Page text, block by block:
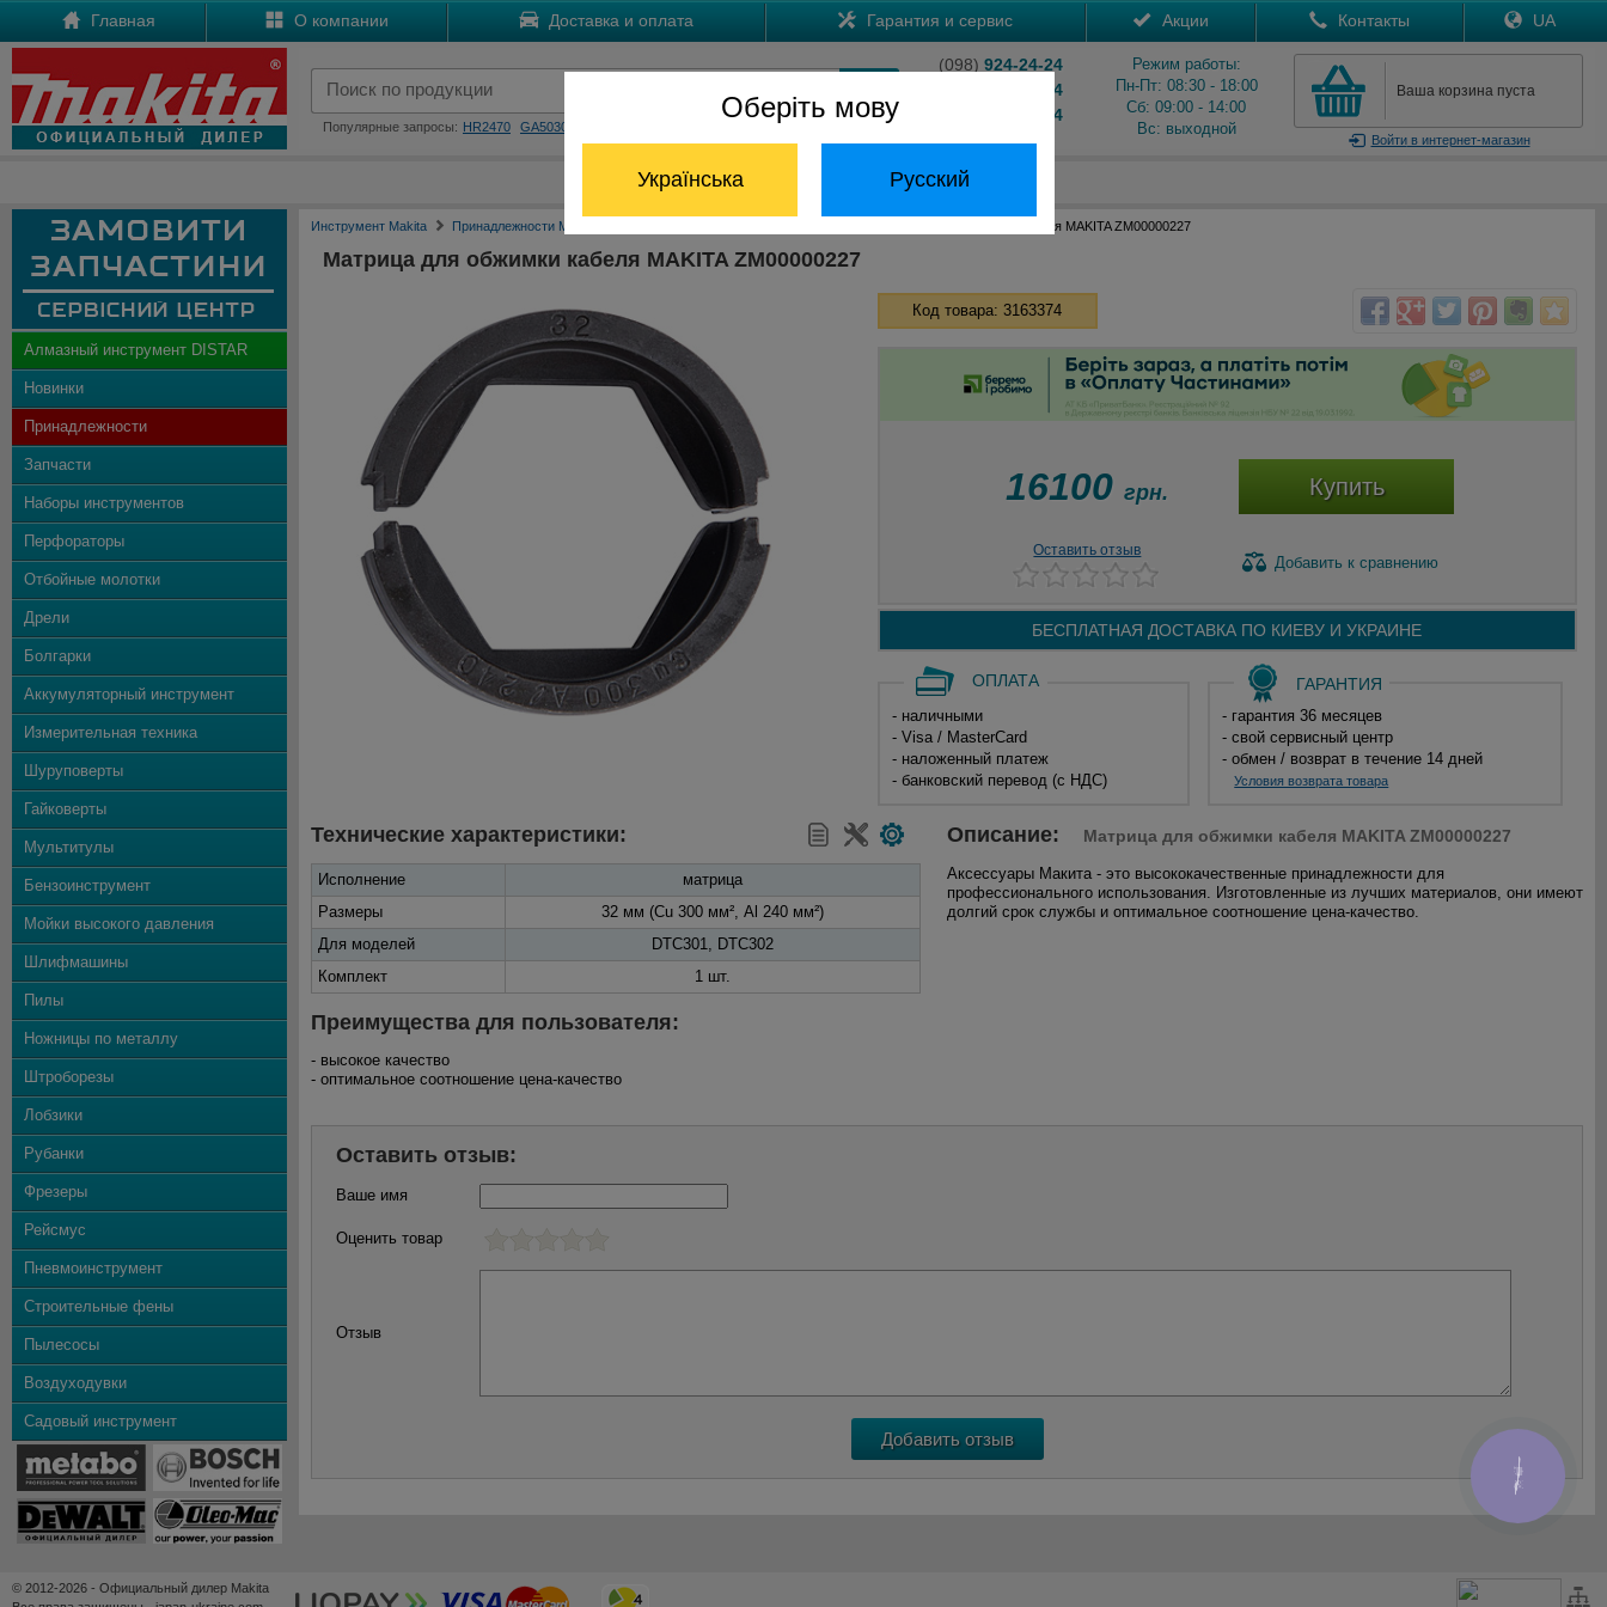
Оберіть мову
Українська Русский
Главная О компании Доставка и оплата Гарантия и сервис Акции Контакты UA
Популярные запросы: HR2470 GA5030
(098) 924-24-24
204-24-24
824-24-24
Режим работы:
Пн-Пт: 08:30 - 18:00
Сб: 09:00 - 14:00
Вс: выходной
Ваша корзина пуста
Войтив интернет-магазин
Отдел запчастей: (068) 824-24-24
Алмазный инструмент DISTAR
Новинки
Принадлежности
Запчасти
Наборы инструментов
Перфораторы
Отбойные молотки
Дрели
Болгарки
Аккумуляторный инструмент
Измерительная техника
Шуруповерты
Гайковерты
Мультитулы
Бензоинструмент
Мойки высокого давления
Шлифмашины
Пилы
Ножницы по металлу
Штроборезы
Лобзики
Рубанки
Фрезеры
Рейсмус
Пневмоинструмент
Строительные фены
Пылесосы
Воздуходувки
Садовый инструмент
Инструмент Makita Принадлежности Макита Матрица для обжимки кабеля MAKITA ZM00000227
Матрица для обжимки кабеля MAKITA ZM00000227
Код товара: 3163374
16100грн. Купить
Оставить отзыв
Добавить к сравнению
БЕСПЛАТНАЯ ДОСТАВКА ПО КИЕВУ И УКРАИНЕ
ОПЛАТА
- наличными
- Visa / MasterCard
- наложенный платеж
- банковский перевод (с НДС)
ГАРАНТИЯ
- гарантия 36 месяцев
- свой сервисный центр
- обмен / возврат в течение 14 дней
Условия возврата товара
Технические характеристики:
Исполнение
матрица
Размеры
32 мм (Cu 300 мм², Al 240 мм²)
Для моделей
DTC301, DTC302
Комплект
1 шт.
Описание: Матрица для обжимки кабеля MAKITA ZM00000227
Аксессуары Макита - это высококачественные принадлежности для
профессионального использования. Изготовленные из лучших материалов, они имеют
долгий срок службы и оптимальное соотношение цена-качество.
Преимущества для пользователя:
- высокое качество
- оптимальное соотношение цена-качество
Оставить отзыв:
Ваше имя
Оценить товар
Отзыв
© 2012-2026 - Официальный дилер Makita
КНОПКА
ЗВ'ЯЗКУ